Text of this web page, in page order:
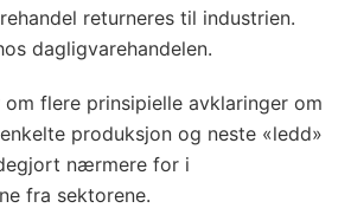
returneres til industrien.
dagligvarehandelen.
flere prinsipielle avklaringer om
produksjon og neste «ledd»
nærmere for i
fra sektorene.